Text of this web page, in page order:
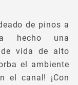
de pinos a
hecho una
vida de alto
el ambiente
el canal! ¡Con